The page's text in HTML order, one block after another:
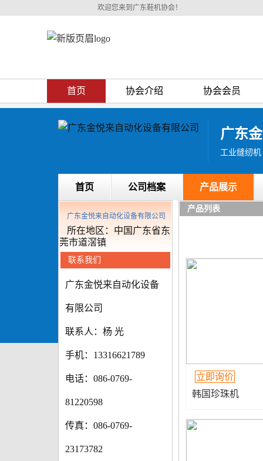
欢迎您来到广东鞋机协会！
首页 协会介绍 协会会员
广东
工业缝纫
首页 公司档案 产品展示
广东金悦来自动化设备有限公司
所在地区：中国广东省东
莞市道滘镇
联系我们
广东金悦来自动化设备
有限公司
联系人：杨 光
手机：13316621789
电话：086-0769-
81220598
传真：086-0769-
23173782
产品列表
立即询价
韩国珍珠机